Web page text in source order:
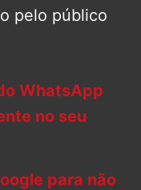
pelo público
WhatsApp
no seu
para não